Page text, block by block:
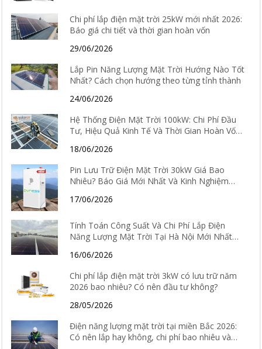
Chi phí lắp điện mặt trời 25kW mới nhất 2026:
Báo giá chi tiết và thời gian hoàn vốn
29/06/2026
Lắp Pin Năng Lượng Mặt Trời Hướng Nào Tốt
Nhất? Cách chọn hướng theo từng tỉnh thành
24/06/2026
Hệ Thống Điện Mặt Trời 100kW: Chi Phí Đầu
Tư, Hiệu Quả Kinh Tế Và Thời Gian Hoàn Vốn
18/06/2026
Pin Lưu Trữ Điện Mặt Trời 30kW Giá Bao
Nhiêu? Báo Giá Mới Nhất Và Kinh Nghiệm
17/06/2026
Tính Toán Công Suất Và Chi Phí Lắp Điện
Năng Lượng Mặt Trời Tại Hà Nội Mới Nhất
16/06/2026
Chi phí lắp điện mặt trời 3kW có lưu trữ năm
2026 bao nhiêu? Có nên đầu tư không?
28/05/2026
Điện năng lượng mặt trời tại miền Bắc 2026:
Có nên lắp hay không, chi phí bao nhiêu và